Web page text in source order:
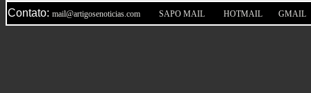
Contato: mail@artigosenoticias.com SAPO MAIL HOTMAIL GMAIL